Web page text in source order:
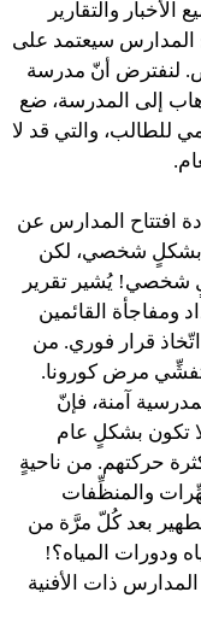
والتقارير
المدارس سيعتمد على
لنفترض أنّ مدرسة
يجب على 20 طالبًا الذهاب إلى المدرسة، ضع
للطالب، والتي قد لا
افتتاح المدارس عن
بشكلٍ شخصي، لكن
شخصي! يُشير تقرير
ومفاجأة القائمين
قرار فوري. من
مرض كورونا.
آمنة، فإنّ
تكون بشكلٍ عام
حركتهم. من ناحيةٍ
والمنظِّفات
بعد كُلّ مرَّة من
ودورات المياه؟!
ذات الأفنية